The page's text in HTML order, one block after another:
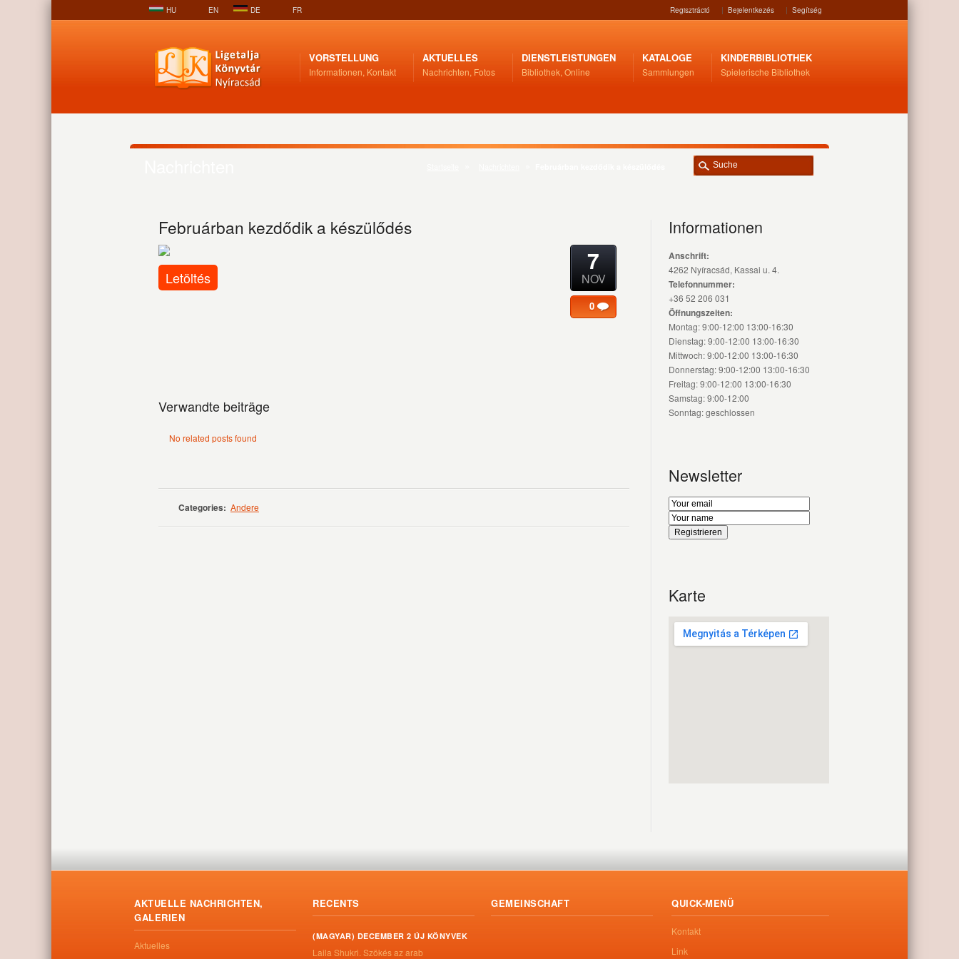
HU EN DE FR Regisztráció | Bejelentkezés | Segítség
VORSTELLUNG
Informationen, Kontakt
AKTUELLES
Nachrichten, Fotos
DIENSTLEISTUNGEN
Bibliothek, Online
KATALOGE
Sammlungen
KINDERBIBLIOTHEK
Spielerische Bibliothek
Februárban kezdődik a készülődés
Letöltés
7
NOV
0
Verwandte beiträge
No related posts found
Categories: Andere
Informationen
Anschrift:
4262 Nyíracsád, Kassai u. 4.
Telefonnummer:
+36 52 206 031
Öffnungszeiten:
Montag: 9:00-12:00 13:00-16:30
Dienstag: 9:00-12:00 13:00-16:30
Mittwoch: 9:00-12:00 13:00-16:30
Donnerstag: 9:00-12:00 13:00-16:30
Freitag: 9:00-12:00 13:00-16:30
Samstag: 9:00-12:00
Sonntag: geschlossen
Newsletter
Karte
AKTUELLE NACHRICHTEN,
GALERIEN
Aktuelles
RECENTS
(MAGYAR) DECEMBER 2 ÚJ KÖNYVEK
Laila Shukri. Szökés ​az arab
GEMEINSCHAFT QUICK-MENÜ
Kontakt
Link